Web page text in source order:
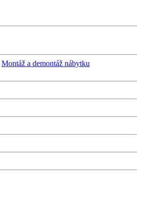
Montáž a demontáž nábytku